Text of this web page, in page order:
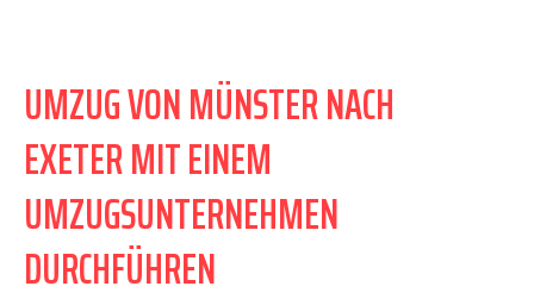
UMZUG VON MÜNSTER NACH
EXETER MIT EINEM
UMZUGSUNTERNEHMEN
DURCHFÜHREN